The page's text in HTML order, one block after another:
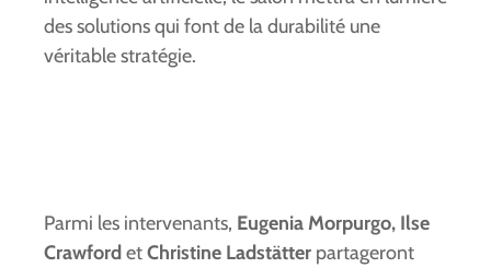
des solutions qui font de la durabilité une
véritable stratégie.
Parmi les intervenants, Eugenia Morpurgo, Ilse
CrawfordetChristine Ladstätter partageront